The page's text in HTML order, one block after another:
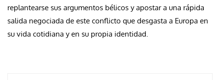
replantearse sus argumentos bélicos y apostar a una rápida
salida negociada de este conflicto que desgasta a Europa en
su vida cotidiana y en su propia identidad.